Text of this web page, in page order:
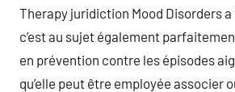
Therapy juridiction Mood Disorders a
c’est au sujet également
en prévention contre les épisodes
qu’elle peut être employée associer